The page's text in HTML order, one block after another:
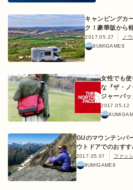
キャンピングカ
ク！豪華版から
2017.05.27
ノ
8UMIGAME8
女性でも
な『ザ・
ジャーバッ
2017.05.12
GUのマウンテンパ
ウトドアでのおす
2017.05.07
ファッ
8UMIGAME8
マガジン イベント
キャンプ場
検索